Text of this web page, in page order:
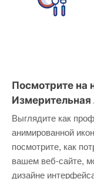
Посмотрите на
Измерительная
Выглядите как
анимированной
посмотрите, как
вашем веб-сайте,
дизайне